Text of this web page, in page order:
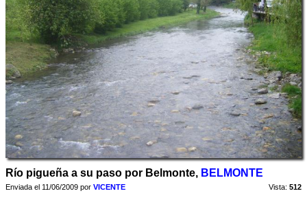
Río pigueña a su paso por Belmonte, BELMONTE
Enviada el 11/06/2009 por VICENTE Vista: 512